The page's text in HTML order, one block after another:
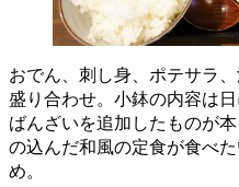
おでん、刺し身、ポテサラ
盛り合わせ。小鉢の内容は
ばんざいを追加したものが
の込んだ和風の定食が食べ
め。